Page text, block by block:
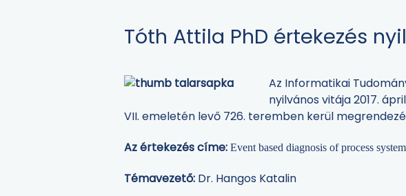
Tóth Attila PhD értekezés
Az Informatikai
nyilvános vitája 2017.
VII. emeletén levő 726. teremben kerül
Az értekezés címe: Event based diagnosis of process
Témavezető: Dr. Hangos Katalin